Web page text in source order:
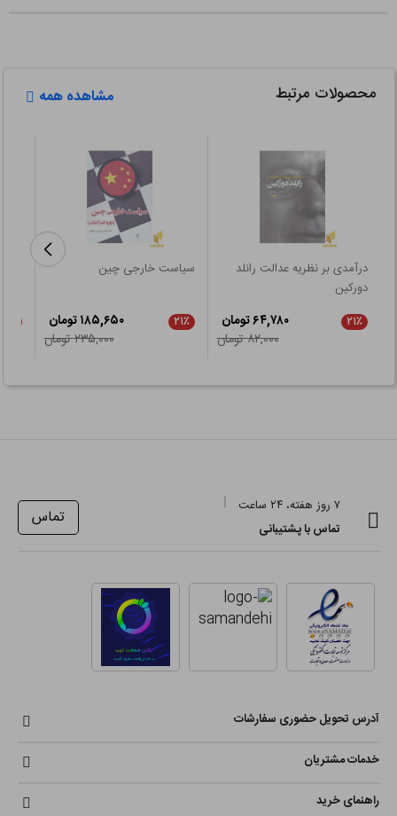
محصولات مرتبط مشاهده همه
درآمدی بر نظریه عدالت رانلد
دورکین
۲۱٪
۶۴,۷۸۰ تومان
۸۲,۰۰۰ تومان
سیاست خارجی چین
۲۱٪
۱۸۵,۶۵۰ تومان
۲۳۵,۰۰۰ تومان
۷ روز هفته، ۲۴ ساعت
تماس با پشتیبانی
تماس
آدرس تحویل حضوری سفارشات
خدمات مشتریان
راهنمای خرید